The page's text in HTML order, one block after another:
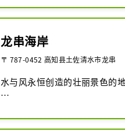
真。
沿途的沿海公路也非常适合自驾
龙串海岸
〒 787-0452 高知县土佐清水市龙串
水与风永恒创造的壮丽景色的地
您可以欣赏到岩石的复杂而奇